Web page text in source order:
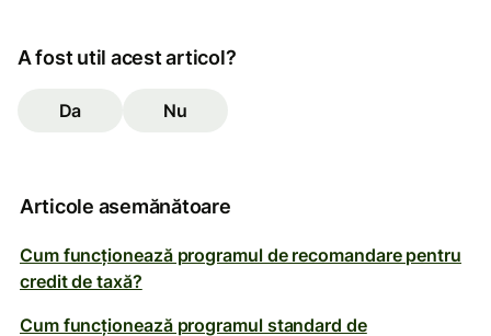
A fost util acest articol?
Da Nu
Articole asemănătoare
Cum funcționează programul de recomandare pentru
credit de taxă?
Cum funcționează programul standard de